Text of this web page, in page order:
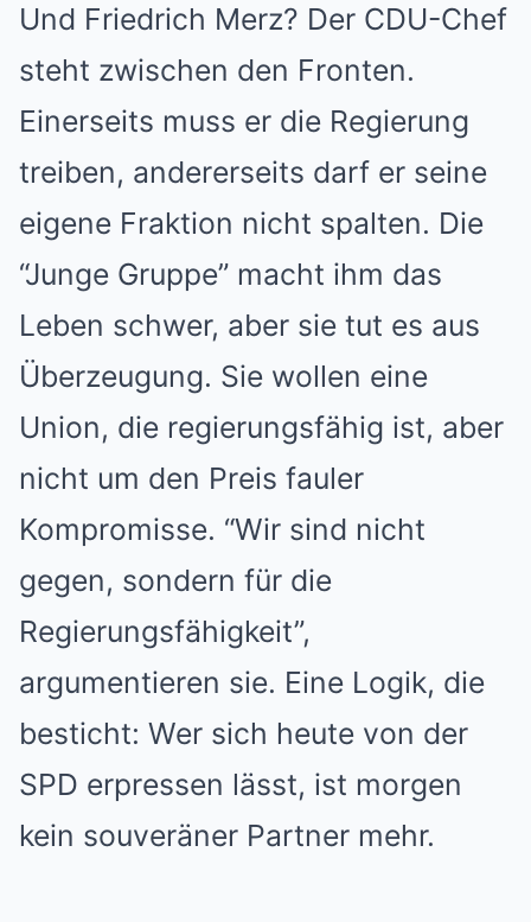
Und Friedrich Merz? Der CDU-Chef
steht zwischen den Fronten.
Einerseits muss er die Regierung
treiben, andererseits darf er seine
eigene Fraktion nicht spalten. Die
“Junge Gruppe” macht ihm das
Leben schwer, aber sie tut es aus
Überzeugung. Sie wollen eine
Union, die regierungsfähig ist, aber
nicht um den Preis fauler
Kompromisse. “Wir sind nicht
gegen, sondern für die
Regierungsfähigkeit”,
argumentieren sie. Eine Logik, die
besticht: Wer sich heute von der
SPD erpressen lässt, ist morgen
kein souveräner Partner mehr.